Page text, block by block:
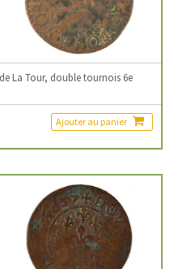
La Tour, double tournois 6e
Ajouter au panier